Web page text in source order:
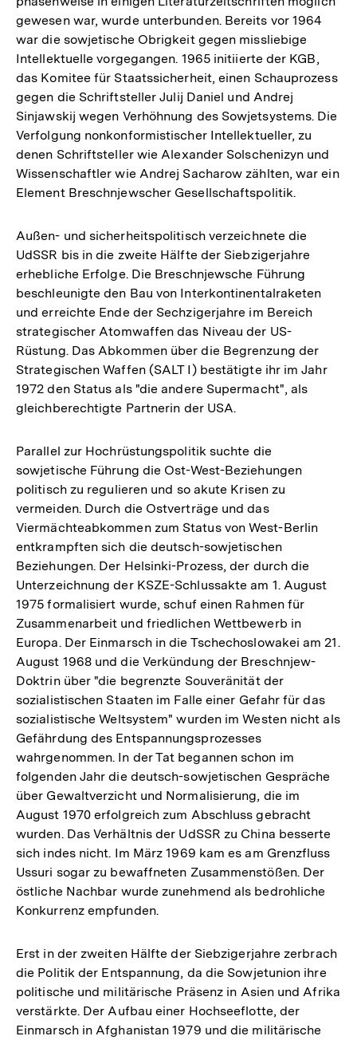
gewesen war, wurde unterbunden. Bereits vor 1964
war die sowjetische Obrigkeit gegen missliebige
Intellektuelle vorgegangen. 1965 initiierte der KGB,
das Komitee für Staatssicherheit, einen Schauprozess
gegen die Schriftsteller Julij Daniel und Andrej
Sinjawskij wegen Verhöhnung des Sowjetsystems. Die
Verfolgung nonkonformistischer Intellektueller, zu
denen Schriftsteller wie Alexander Solschenizyn und
Wissenschaftler wie Andrej Sacharow zählten, war ein
Element Breschnjewscher Gesellschaftspolitik.
Außen- und sicherheitspolitisch verzeichnete die
UdSSR bis in die zweite Hälfte der Siebzigerjahre
erhebliche Erfolge. Die Breschnjewsche Führung
beschleunigte den Bau von Interkontinentalraketen
und erreichte Ende der Sechzigerjahre im Bereich
strategischer Atomwaffen das Niveau der US-
Rüstung. Das Abkommen über die Begrenzung der
Strategischen Waffen (SALT I) bestätigte ihr im Jahr
1972 den Status als "die andere Supermacht", als
gleichberechtigte Partnerin der USA.
Parallel zur Hochrüstungspolitik suchte die
sowjetische Führung die Ost-West-Beziehungen
politisch zu regulieren und so akute Krisen zu
vermeiden. Durch die Ostverträge und das
Viermächteabkommen zum Status von West-Berlin
entkrampften sich die deutsch-sowjetischen
Beziehungen. Der Helsinki-Prozess, der durch die
Unterzeichnung der KSZE-Schlussakte am 1. August
1975 formalisiert wurde, schuf einen Rahmen für
Zusammenarbeit und friedlichen Wettbewerb in
Europa. Der Einmarsch in die Tschechoslowakei am 21.
August 1968 und die Verkündung der Breschnjew-
Doktrin über "die begrenzte Souveränität der
sozialistischen Staaten im Falle einer Gefahr für das
sozialistische Weltsystem" wurden im Westen nicht als
Gefährdung des Entspannungsprozesses
wahrgenommen. In der Tat begannen schon im
folgenden Jahr die deutsch-sowjetischen Gespräche
über Gewaltverzicht und Normalisierung, die im
August 1970 erfolgreich zum Abschluss gebracht
wurden. Das Verhältnis der UdSSR zu China besserte
sich indes nicht. Im März 1969 kam es am Grenzfluss
Ussuri sogar zu bewaffneten Zusammenstößen. Der
östliche Nachbar wurde zunehmend als bedrohliche
Konkurrenz empfunden.
Erst in der zweiten Hälfte der Siebzigerjahre zerbrach
die Politik der Entspannung, da die Sowjetunion ihre
politische und militärische Präsenz in Asien und Afrika
verstärkte. Der Aufbau einer Hochseeflotte, der
Einmarsch in Afghanistan 1979 und die militärische